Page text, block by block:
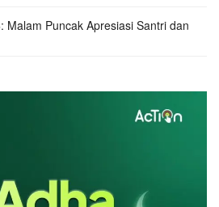
Malam Puncak Apresiasi Santri dan